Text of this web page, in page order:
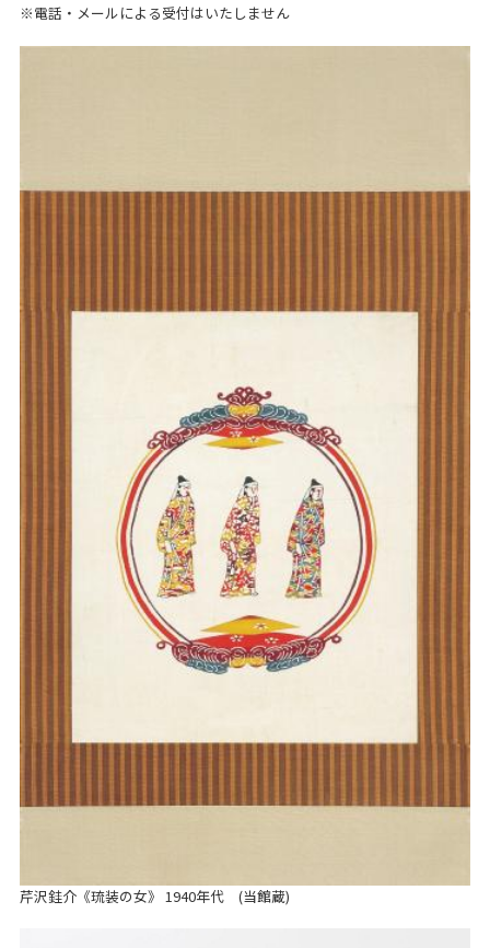
※電話・メールによる受付はいたしません
芹沢銈介《琉装の女》 1940年代 (当館蔵)